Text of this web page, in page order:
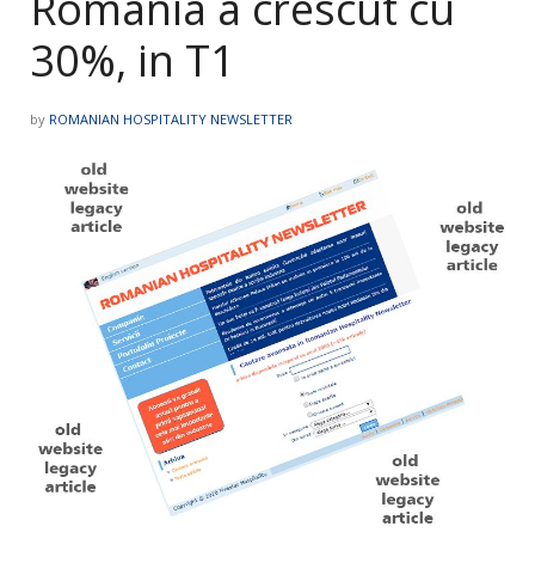
30%, in T1
by ROMANIAN HOSPITALITY NEWSLETTER